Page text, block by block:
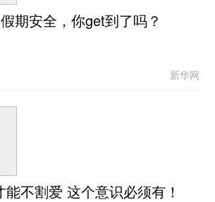
期安全，你get到了吗？
新华网
能不割爱 这个意识必须有！